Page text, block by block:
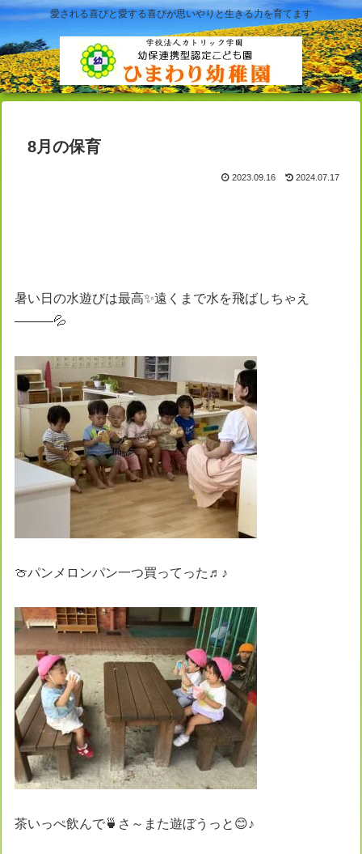
愛される喜びと愛する喜びが思いやりと生きる力を育てます
8月の保育
2023.09.16 2024.07.17
暑い日の水遊びは最高✨遠くまで水を飛ばしちゃえ
―――💦
🍈パンメロンパン一つ買ってった♬♪
茶いっぺ飲んで🍵さ～また遊ぼうっと😊♪